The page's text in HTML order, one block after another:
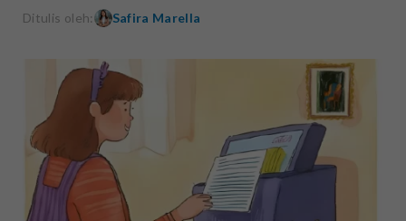
Ditulis oleh:
Safira Marella